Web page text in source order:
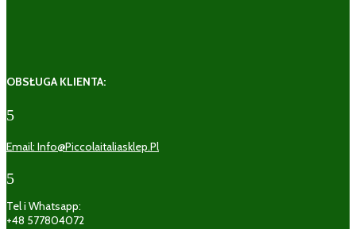
OBSŁUGA KLIENTA:
5
Email: Info@piccolaitaliasklep.pl
5
Tel i Whatsapp:
+48 577804072